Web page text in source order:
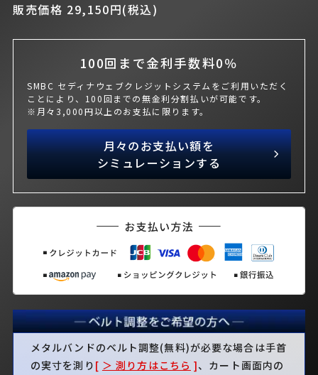
販売価格 29,150円(税込)
100回まで金利手数料0％
SMBC セディナウェブクレジットシステムをご利用いただく
ことにより、100回までの無金利分割払いが可能です。
※月々3,000円以上のお支払に限ります。
月々のお支払い額を
シミュレーションする
メタルバンドのベルト調整(無料)が必要な場合は手首
の実寸を測り [ ＞ 測り方はこちら ]、カート画面内の